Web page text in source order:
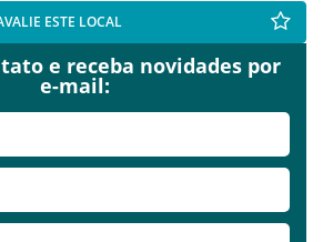
ESTE LOCAL
e receba novidades por
e-mail: